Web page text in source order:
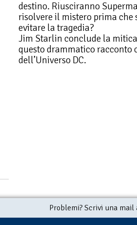
destino. Riusciranno
risolvere il mistero prima
evitare la tragedia?
Jim Starlin conclude la
questo drammatico racconto
dell’Universo DC.
Problemi? Scrivi una